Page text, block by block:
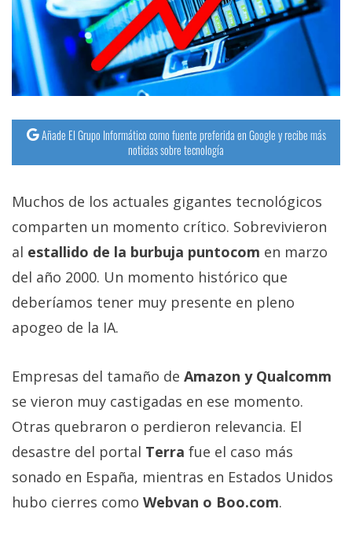
Añade El Grupo Informático como fuente preferida en Google y recibe más
noticias sobre tecnología
Muchos de los actuales gigantes tecnológicos
comparten un momento crítico. Sobrevivieron
al estallido de la burbuja puntocom en marzo
del año 2000. Un momento histórico que
deberíamos tener muy presente en pleno
apogeo de la IA.
Empresas del tamaño de Amazon y Qualcomm
se vieron muy castigadas en ese momento.
Otras quebraron o perdieron relevancia. El
desastre del portal Terra fue el caso más
sonado en España, mientras en Estados Unidos
hubo cierres como Webvan o Boo.com.